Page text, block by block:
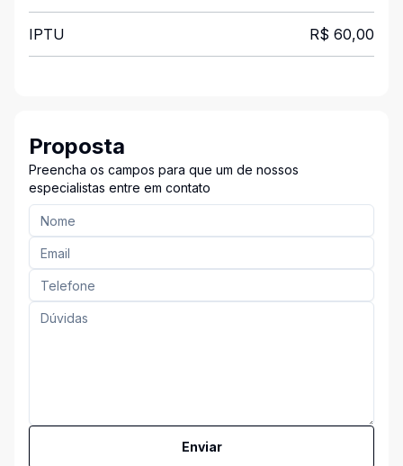
IPTU R$ 60,00
Proposta
Preencha os campos para que um de nossos
especialistas entre em contato
Enviar